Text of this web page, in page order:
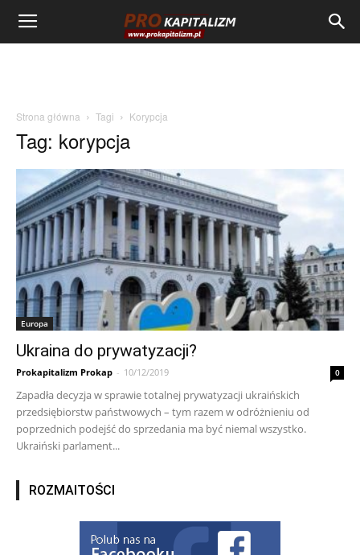
Strona główna Tagi Korypcja
Tag: korypcja
Europa
Ukraina do prywatyzacji?
Prokapitalizm Prokap - 10/12/2019 0
Zapadła decyzja w sprawie totalnej prywatyzacji ukraińskich
przedsiębiorstw państwowych – tym razem w odróżnieniu od
poprzednich podejść do sprzedania ma być niemal wszystko.
Ukraiński parlament...
ROZMAITOŚCI